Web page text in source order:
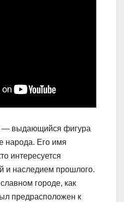
— выдающийся фигура
народа. Его имя
интересуется
и наследием прошлого.
городе, как
предрасположен к